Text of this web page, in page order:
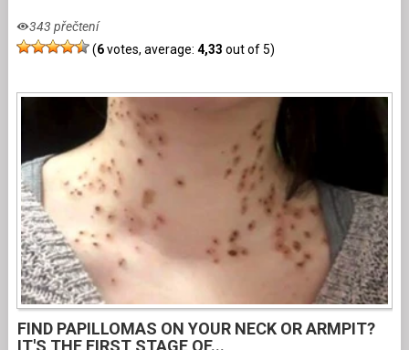
343 přečtení
(6votes, average: 4,33 out of 5)
FIND PAPILLOMAS ON YOUR NECK OR ARMPIT?
IT'S THE FIRST STAGE OF...